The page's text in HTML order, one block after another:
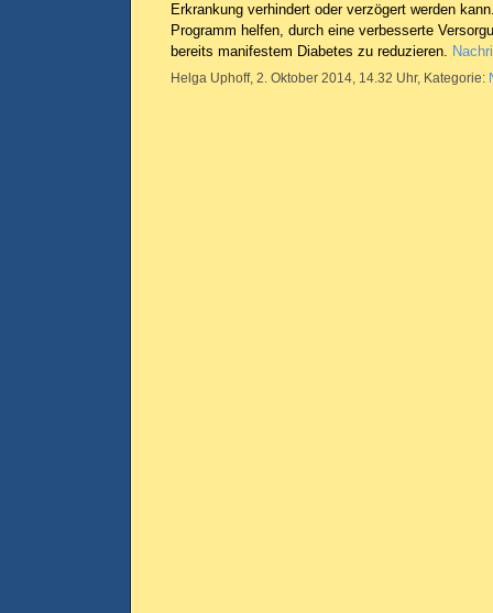
Erkrankung verhindert oder verzögert werden
Programm helfen, durch eine verbesserte
bereits manifestem Diabetes zu reduzieren.
Helga Uphoff, 2. Oktober 2014, 14.32 Uhr, Kategorie: